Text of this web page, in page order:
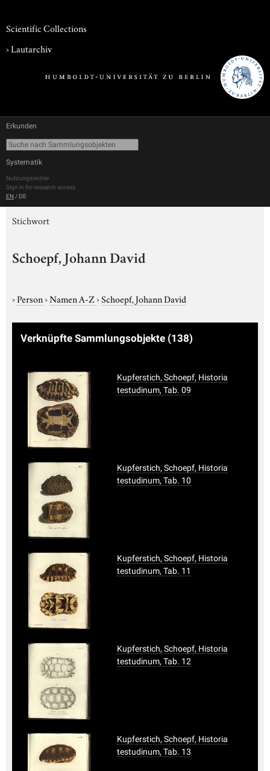
Scientific Collections
›Lautarchiv
Erkunden
Systematik
Nutzungsrechte
Sign in for research access
EN / DE
Stichwort
Schoepf, Johann David
›Person›Namen A-Z›Schoepf, Johann David
Verknüpfte Sammlungsobjekte (138)
Kupferstich, Schoepf, Historia
testudinum, Tab. 09
Kupferstich, Schoepf, Historia
testudinum, Tab. 10
Kupferstich, Schoepf, Historia
testudinum, Tab. 11
Kupferstich, Schoepf, Historia
testudinum, Tab. 12
Kupferstich, Schoepf, Historia
testudinum, Tab. 13